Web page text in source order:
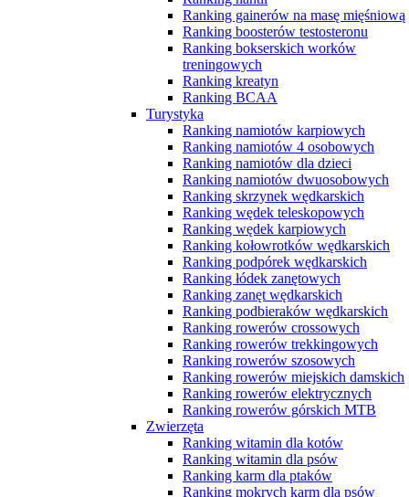
Ranking gainerów na masę mięśniową
Ranking boosterów testosteronu
Ranking bokserskich worków
treningowych
Ranking kreatyn
Ranking BCAA
Turystyka
Ranking namiotów karpiowych
Ranking namiotów 4 osobowych
Ranking namiotów dla dzieci
Ranking namiotów dwuosobowych
Ranking skrzynek wędkarskich
Ranking wędek teleskopowych
Ranking wędek karpiowych
Ranking kołowrotków wędkarskich
Ranking podpórek wędkarskich
Ranking łódek zanętowych
Ranking zanęt wędkarskich
Ranking podbieraków wędkarskich
Ranking rowerów crossowych
Ranking rowerów trekkingowych
Ranking rowerów szosowych
Ranking rowerów miejskich damskich
Ranking rowerów elektrycznych
Ranking rowerów górskich MTB
Zwierzęta
Ranking witamin dla kotów
Ranking witamin dla psów
Ranking karm dla ptaków
Ranking mokrych karm dla psów